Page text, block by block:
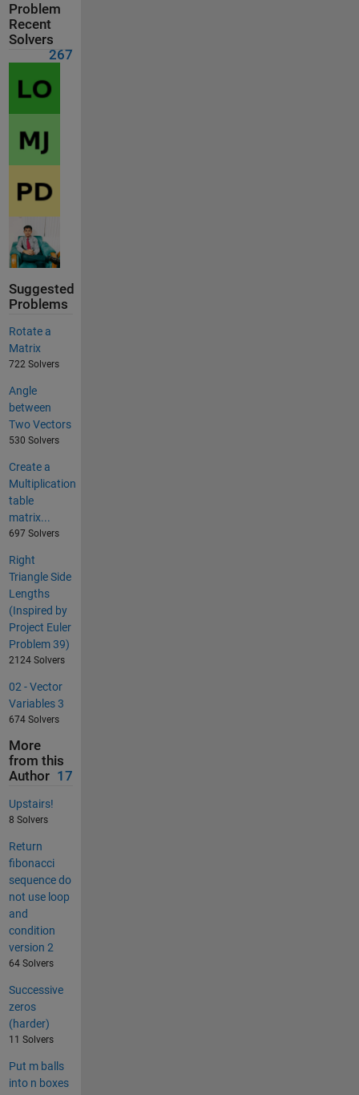
Problem
Recent
Solvers
267
Suggested
Problems
Rotate a
Matrix
722 Solvers
Angle
between
Two Vectors
530 Solvers
Create a
Multiplication
table
matrix...
697 Solvers
Right
Triangle Side
Lengths
(Inspired by
Project Euler
Problem 39)
2124 Solvers
02 - Vector
Variables 3
674 Solvers
More
from this
Author 17
Upstairs!
8 Solvers
Return
fibonacci
sequence do
not use loop
and
condition
version 2
64 Solvers
Successive
zeros
(harder)
11 Solvers
Put m balls
into n boxes